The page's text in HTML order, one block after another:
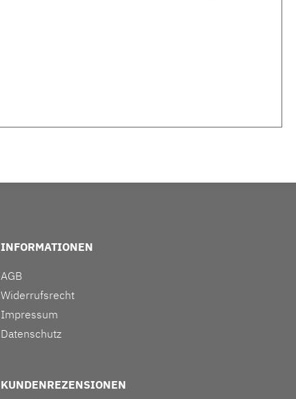
INFORMATIONEN
AGB
Widerrufsrecht
Impressum
Datenschutz
KUNDENREZENSIONEN